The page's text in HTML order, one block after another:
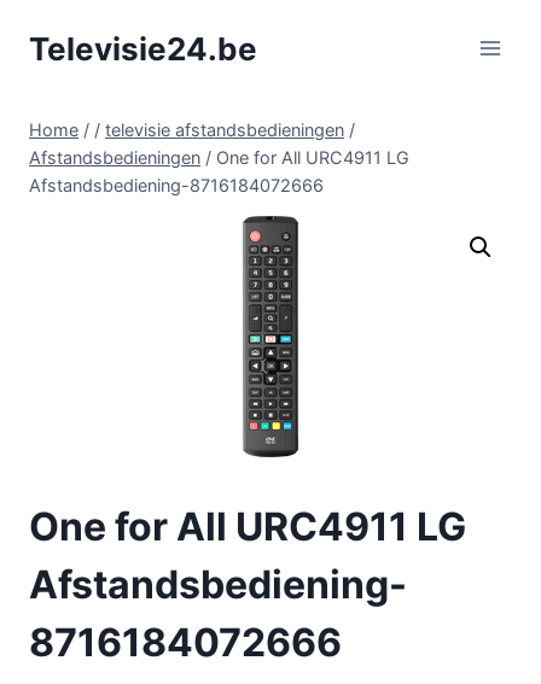
naarTelevisie24.be
Home / / televisie afstandsbedieningen /
Afstandsbedieningen / One for All URC4911 LG
Afstandsbediening-8716184072666
One for All URC4911 LG
Afstandsbediening-
8716184072666